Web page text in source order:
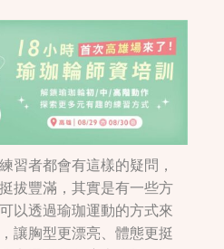
習者都會有這樣的疑問，
拔豐滿，其實是有一些方
以透過瑜珈運動的方式來
，讓胸型更漂亮、體態更挺